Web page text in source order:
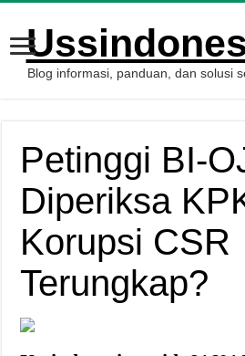
Blog informasi, panduan, dan solusi
Petinggi BI-
Diperiksa
Korupsi CSR
Terungkap?